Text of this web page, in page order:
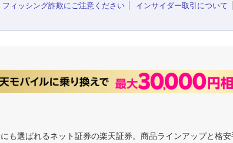
フィッシング詐欺にご注意ください インサイダー取引について
も選ばれるネット証券の楽天証券。商品ラインアップと格